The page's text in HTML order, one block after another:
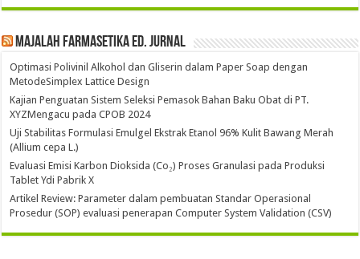
Majalah Farmasetika Ed. Jurnal
Optimasi Polivinil Alkohol dan Gliserin dalam Paper Soap dengan
MetodeSimplex Lattice Design
Kajian Penguatan Sistem Seleksi Pemasok Bahan Baku Obat di PT.
XYZMengacu pada CPOB 2024
Uji Stabilitas Formulasi Emulgel Ekstrak Etanol 96% Kulit Bawang Merah
(Allium cepa L.)
Evaluasi Emisi Karbon Dioksida (Co₂) Proses Granulasi pada Produksi
Tablet Ydi Pabrik X
Artikel Review: Parameter dalam pembuatan Standar Operasional
Prosedur (SOP) evaluasi penerapan Computer System Validation (CSV)